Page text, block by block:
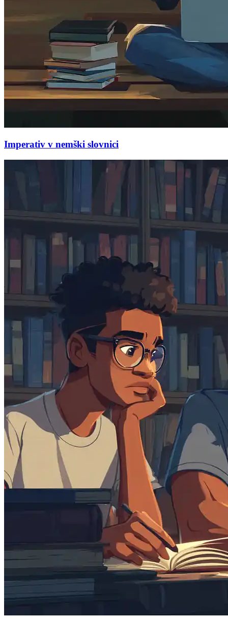
Imperativ v nemški slovnici